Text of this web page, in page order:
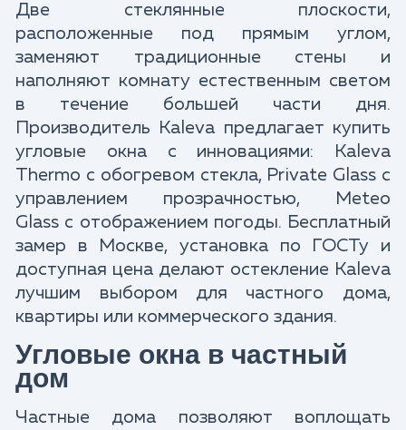
Две стеклянные плоскости,
расположенные под прямым углом,
заменяют традиционные стены и
наполняют комнату естественным светом
в течение большей части дня.
Производитель Kaleva предлагает купить
угловые окна с инновациями: Kaleva
Thermo с обогревом стекла, Private Glass с
управлением прозрачностью, Meteo
Glass с отображением погоды. Бесплатный
замер в Москве, установка по ГОСТу и
доступная цена делают остекление Kaleva
лучшим выбором для частного дома,
квартиры или коммерческого здания.​
Угловые окна в частный
дом
Частные дома позволяют воплощать